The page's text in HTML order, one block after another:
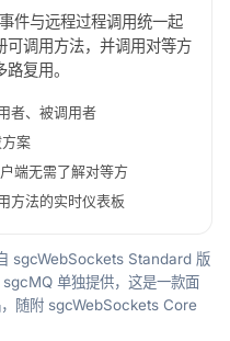
件与远程过程调用统一起
可调用方法，并调用对等方
复用。
者、被调用者
案
端无需了解对等方
方法的实时仪表板
sgcWebSockets Standard 版
单独提供，这是一款面
随附 sgcWebSockets Core